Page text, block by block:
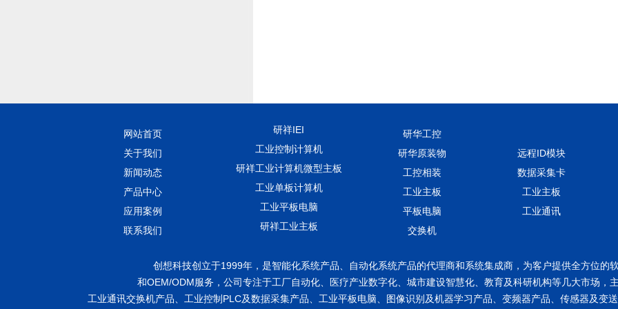
网站首页
关于我们
新闻动态
产品中心
应用案例
联系我们
研祥IEI
工业控制计算机
研祥工业计算机微型主板
工业单板计算机
工业平板电脑
研祥工业主板
研华工控
研华原装物
工控相装
工业主板
平板电脑
交换机
远程ID模块
数据采集卡
工业主板
工业通讯
创想科技创立于1999年，是智能化系统产品、自动化系统产品的代理商和系统集成商，为客户提供全方位的
和OEM/ODM服务，公司专注于工厂自动化、医疗产业数字化、城市建设智慧化、教育及科研机构等几大市场，
工业通讯交换机产品、工业控制PLC及数据采集产品、工业平板电脑、图像识别及机器学习产品、变频器产品、传感器及变